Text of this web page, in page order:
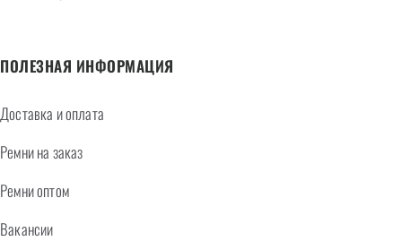
ПОЛЕЗНАЯ ИНФОРМАЦИЯ
Доставка и оплата
Ремни на заказ
Ремни оптом
Вакансии